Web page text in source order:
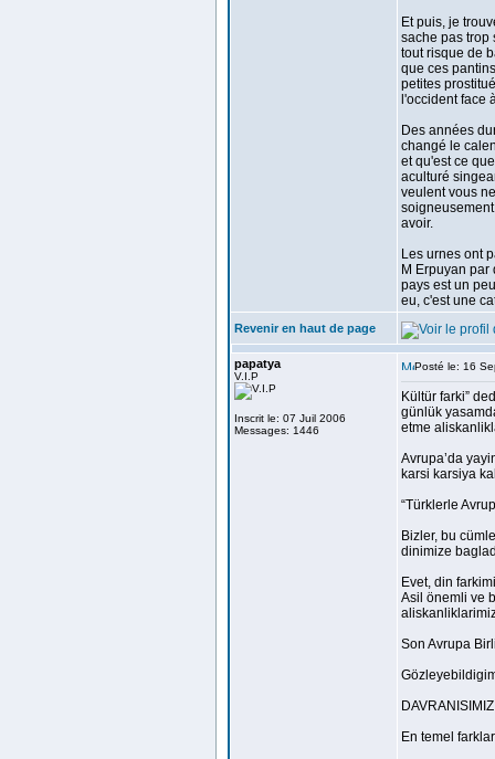
Et puis, je
sache pas trop
tout risque de
que ces
petites
l'occident face
Des années
changé le
et qu'est ce
aculturé
veulent vous
avoir.
Les urnes ont
M Erpuyan
pays est un
eu, c'est une
Revenir en haut de page
papatya
V.I.P
Inscrit le: 07 Juil 2006
Messages: 1446
Posté le: 16
Kültür farki”
günlük
etme
Avrupa’da
karsi karsiya
“Türklerle
Bizler, bu
dinimize
Evet, din
Asil önemli ve
Son Avrupa
En temel